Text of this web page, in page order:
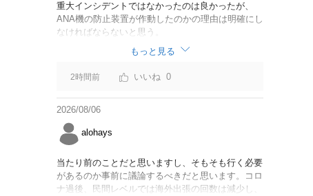
重大インシデントではなかったのは良かったが、
ANA機の防止装置が作動したのかの理由は明確にし
なければならないと思う。
もっと見る
2時間前 0
2026/08/06
alohays
当たり前のことだと思いますし、そもそも行く必要
があるのか事前に議論するべきだと思います。コロ
ナ過後、民間レベルでは海外出張の回数は減少し、